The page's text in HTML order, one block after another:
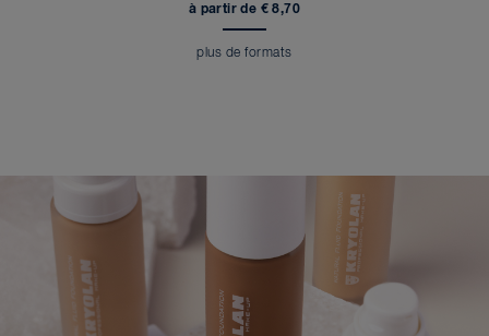
à partir de € 8,70
plus de formats